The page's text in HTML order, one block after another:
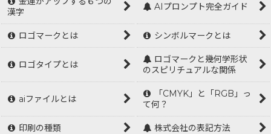
漢字
AIプロンプト完全ガイド
ロゴマークとは シンボルマークとは
ロゴタイプとは
ロゴマークと幾何学形状
のスピリチュアルな関係
aiファイルとは
「CMYK」と「RGB」っ
て何？
印刷の種類 株式会社の表記方法